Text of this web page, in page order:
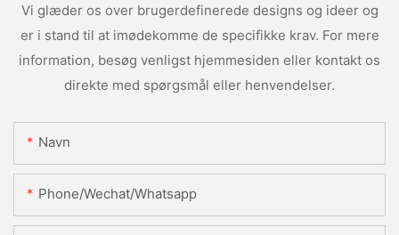
Vi glæder os over brugerdefinerede designs og ideer og
er i stand til at imødekomme de specifikke krav. For mere
information, besøg venligst hjemmesiden eller kontakt os
direkte med spørgsmål eller henvendelser.
Navn
Phone/Wechat/Whatsapp